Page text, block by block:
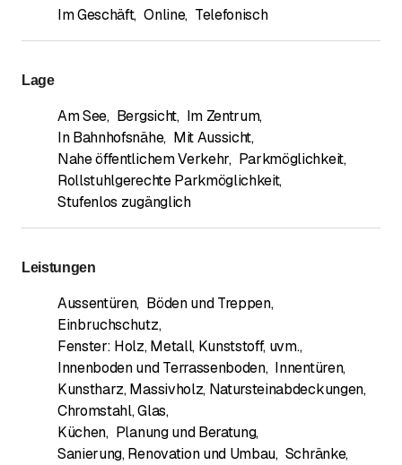
Im Geschäft, Online, Telefonisch
Lage
Am See, Bergsicht, Im Zentrum,
In Bahnhofsnähe, Mit Aussicht,
Nahe öffentlichem Verkehr, Parkmöglichkeit,
Rollstuhlgerechte Parkmöglichkeit,
Stufenlos zugänglich
Leistungen
Aussentüren, Böden und Treppen,
Einbruchschutz,
Fenster: Holz, Metall, Kunststoff, uvm.,
Innenboden und Terrassenboden, Innentüren,
Kunstharz, Massivholz, Natursteinabdeckungen,
Chromstahl, Glas,
Küchen, Planung und Beratung,
Sanierung, Renovation und Umbau, Schränke,